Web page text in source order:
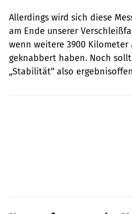
Allerdings wird sich diese
am Ende unserer
wenn weitere 3900 Kilometer
geknabbert haben. Noch
„Stabilität“ also